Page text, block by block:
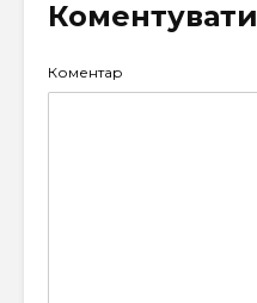
Коментувати
Коментар